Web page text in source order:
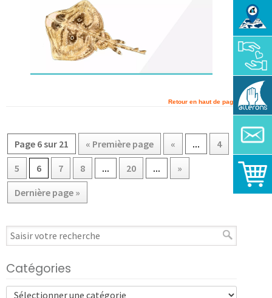
Retour en haut de page
Page 6 sur 21 « Première page « ...
4
5
6 7 8 ... 20 ...
»
Dernière page »
Catégories